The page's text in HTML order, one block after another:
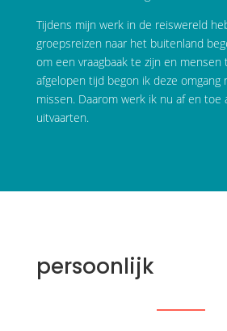
Tijdens mijn werk in de reiswereld
groepsreizen naar het buitenland
om een vraagbaak te zijn en mensen
afgelopen tijd begon ik deze omgang
missen. Daarom werk ik nu af en toe
uitvaarten.
persoonlijk